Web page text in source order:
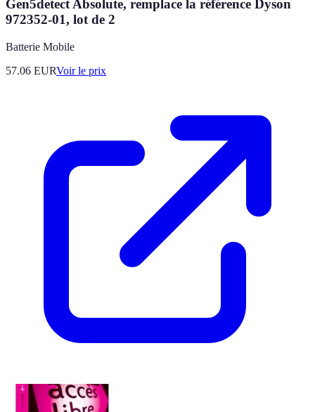
Gen5detect Absolute, remplace la référence Dyson
972352-01, lot de 2
Batterie Mobile
57.06 EURVoir le prix